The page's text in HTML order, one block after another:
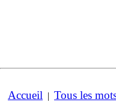
Accueil | Tous les